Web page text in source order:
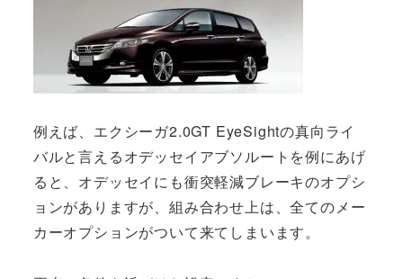
例えば、エクシーガ2.0GT EyeSightの真向ライ
バルと言えるオデッセイアブソルートを例にあげ
ると、オデッセイにも衝突軽減ブレーキのオプシ
ョンがありますが、組み合わせ上は、全てのメー
カーオプションがついて来てしまいます。